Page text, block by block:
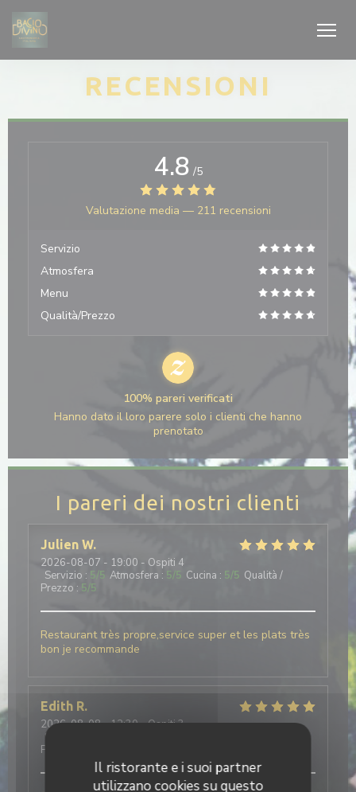
Personalizzazione delle tue scelte sui cookie
Il ristorante e i suoi partner
utilizzano cookies su questo
RECENSIONI
I pareri dei nostri clienti
Julien W
2026-08-07 - 19:00 - Ospiti 4
Servizio : 5/5 Atmosfera : 5/5 Cucina : 5/5 Qualità /
Prezzo : 5/5
Restaurant très propre,service super et les plats très
bon je recommande
Edith R
2026-08-08- 12:30 - Ospiti 3
Servizio
Prezzo
4.8 /5
Valutazione media — 211 recensioni
Servizio
Atmosfera
Menu
Qualità/Prezzo
100% pareri verificati
Hanno dato il loro parere solo i clienti che hanno
prenotato